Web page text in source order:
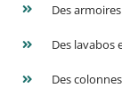
Des
Des lavabos
Des